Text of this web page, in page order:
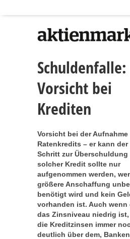
Schuldenfalle:
Vorsicht bei
Krediten
Vorsicht bei der Aufnahme
Ratenkredits – er kann der
Schritt zur Überschuldung
solcher Kredit sollte nur
aufgenommen werden,
größere Anschaffung
benötigt wird und kein
vorhanden ist. Auch wenn
das Zinsniveau niedrig
die Kreditzinsen immer
deutlich über dem,